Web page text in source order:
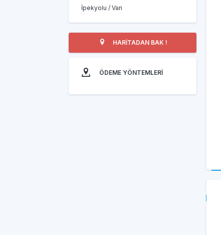
İpekyolu / Van
HARİTADAN BAK !
ÖDEME YÖNTEMLERİ